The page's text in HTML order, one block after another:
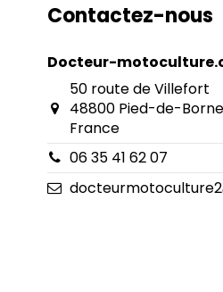
Contactez-nous
Docteur-
50 route de Villefort
48800 Pied-de-Borne
France
06 35 41 62 07